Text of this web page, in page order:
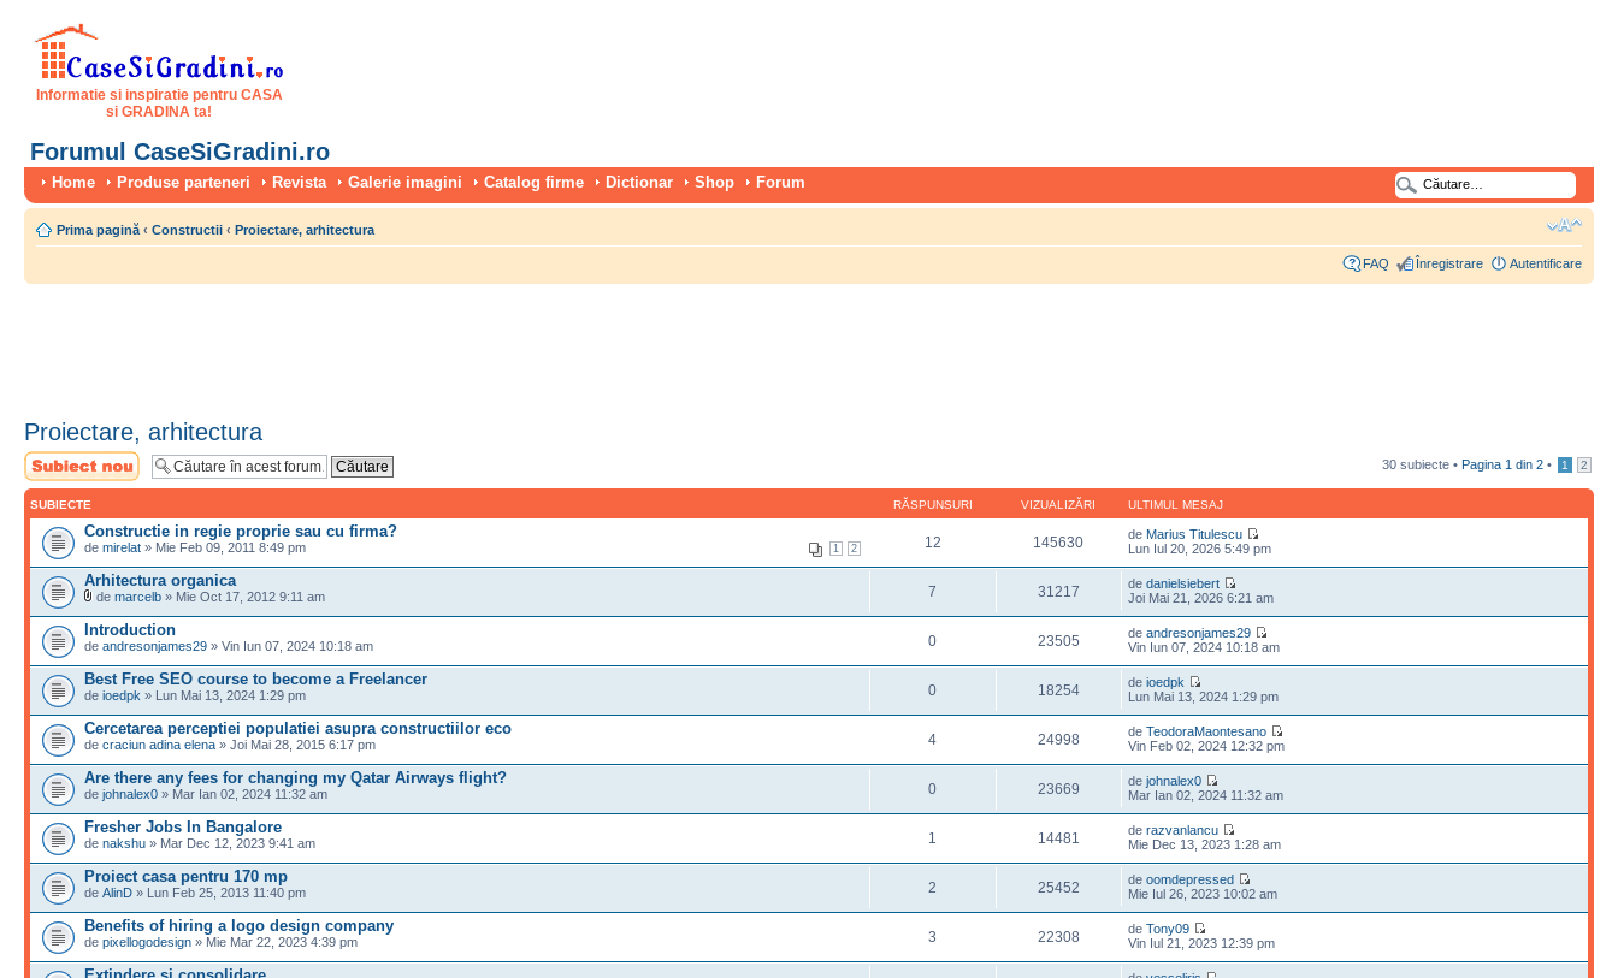
Informatie si inspiratie pentru CASA
si GRADINA ta!
Forumul CaseSiGradini.ro
Home Produse parteneri Revista Galerie imagini Catalog firme Dictionar Shop Forum
Prima pagină ‹ Constructii ‹ Proiectare, arhitectura
FAQ Înregistrare Autentificare
Proiectare, arhitectura
Scrie un subiect
nou
30 subiecte • Pagina 1 din 2 • 1 2
SUBIECTE RĂSPUNSURI VIZUALIZĂRI ULTIMUL MESAJ
Constructie in regie proprie sau cu firma?
1 2
de mirelat » Mie Feb 09, 2011 8:49 pm 12 145630 de Marius Titulescu
Lun Iul 20, 2026 5:49 pm
Arhitectura organica
de marcelb » Mie Oct 17, 2012 9:11 am 7 31217 dedanielsiebert
Joi Mai 21, 2026 6:21 am
Introduction
de andresonjames29 » Vin Iun 07, 2024 10:18 am 0 23505 deandresonjames29
Vin Iun 07, 2024 10:18 am
Best Free SEO course to become a Freelancer
de ioedpk » Lun Mai 13, 2024 1:29 pm 0 18254 deioedpk
Lun Mai 13, 2024 1:29 pm
Cercetarea perceptiei populatiei asupra constructiilor eco
de craciun adina elena » Joi Mai 28, 2015 6:17 pm 4 24998 deTeodoraMaontesano
Vin Feb 02, 2024 12:32 pm
Are there any fees for changing my Qatar Airways flight?
de johnalex0 » Mar Ian 02, 2024 11:32 am 0 23669 dejohnalex0
Mar Ian 02, 2024 11:32 am
Fresher Jobs In Bangalore
de nakshu » Mar Dec 12, 2023 9:41 am 1 14481 derazvanlancu
Mie Dec 13, 2023 1:28 am
Proiect casa pentru 170 mp
de AlinD » Lun Feb 25, 2013 11:40 pm 2 25452 deoomdepressed
Mie Iul 26, 2023 10:02 am
Benefits of hiring a logo design company
de pixellogodesign » Mie Mar 22, 2023 4:39 pm 3 22308 deTony09
Vin Iul 21, 2023 12:39 pm